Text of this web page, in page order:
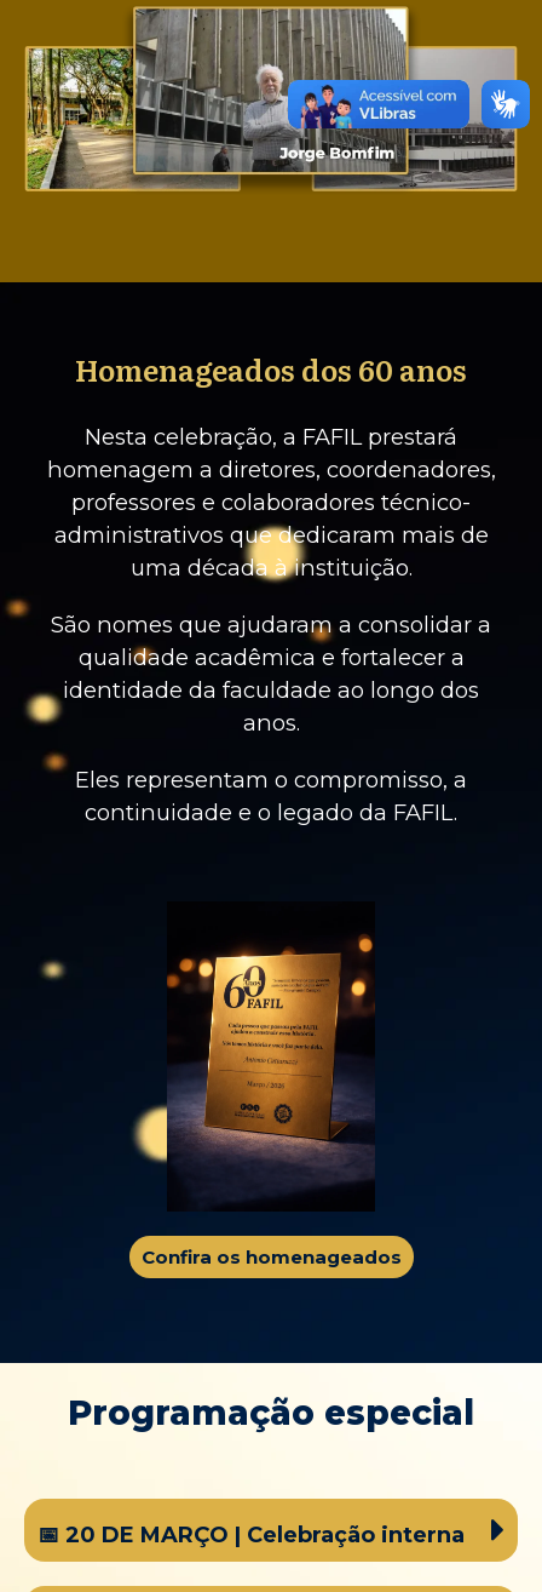
Homenageados dos 60 anos
Nesta celebração, a FAFIL prestará
homenagem a diretores, coordenadores,
professores e colaboradores técnico-
administrativos que dedicaram mais de
uma década à instituição.
São nomes que ajudaram a consolidar a
qualidade acadêmica e fortalecer a
identidade da faculdade ao longo dos
anos.
Eles representam o compromisso, a
continuidade e o legado da FAFIL.
Confira os homenageados
Programação especial
📅 20 DE MARÇO | Celebração interna